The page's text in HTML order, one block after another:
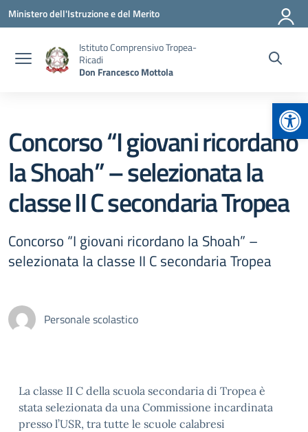
Vai ai contenuti
Vai al menu di navigazione
Vai al footer
Ministero dell'Istruzione e del Merito
Istituto Comprensivo Tropea-
Ricadi
Don Francesco Mottola
Concorso “I giovani ricordano
la Shoah” – selezionata la
classe II C secondaria Tropea
Concorso “I giovani ricordano la Shoah” –
selezionata la classe II C secondaria Tropea
Personale scolastico
La classe II C della scuola secondaria di Tropea è
stata selezionata da una Commissione incardinata
presso l’USR, tra tutte le scuole calabresi